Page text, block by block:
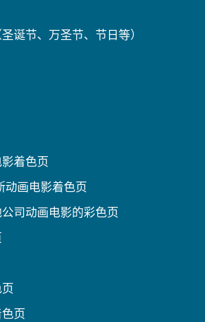
诞节、万圣节、节日等）
着色页
动画电影着色页
司动画电影的彩色页
页